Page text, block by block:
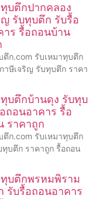
บตึกปากคลอง
รับทุบตึก รับรื้อ
าร รื้อถอนบ้าน
ตึก.com รับเหมาทุบตึก
าษีเจริญ รับทุบตึก ราคา
ทุบตึกบ้านดุง รับทุบ
ถอนอาคาร รื้อ
ราคาถูก
ตึก.com รับเหมาทุบตึก
บตึก ราคาถูก รื้อถอน
ทุบตึกพรหมพิราม
รับรื้อถอนอาคาร